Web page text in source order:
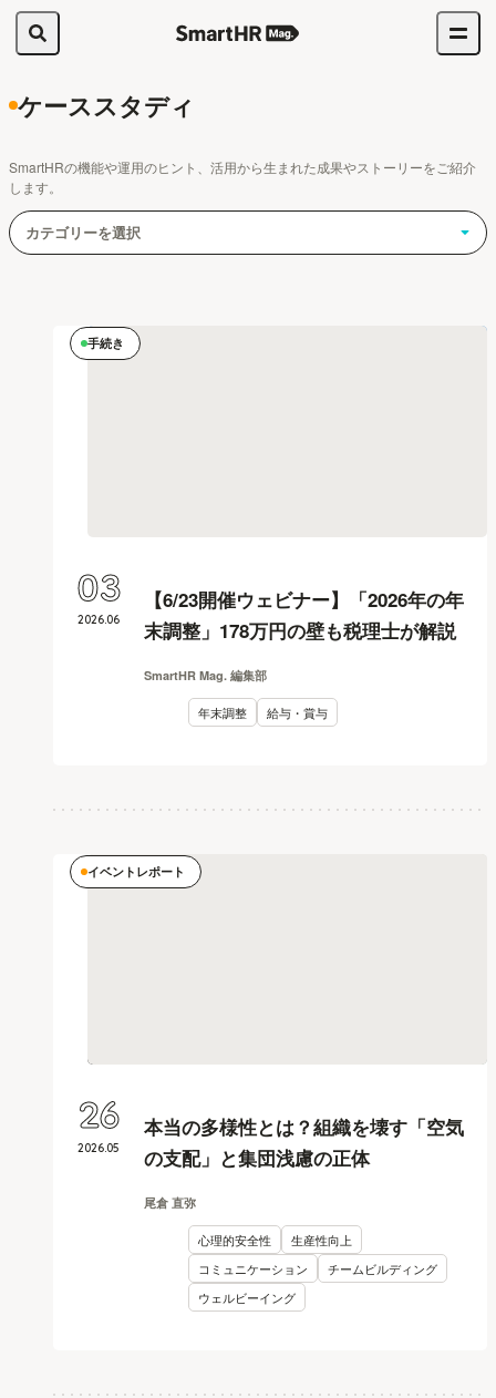
ケーススタディ
SmartHRの機能や運用のヒント、活用から生まれた成果やストーリーをご紹介
します。
カテゴリーを選択
手続き
【6/23開催ウェビナー】「2026年の年
末調整」178万円の壁も税理士が解説
SmartHR Mag. 編集部
年末調整 給与・賞与
2026.06
03
イベントレポート
本当の多様性とは？組織を壊す「空気
の支配」と集団浅慮の正体
尾倉 直弥
心理的安全性
生産性向上
コミュニケーション
チームビルディング
ウェルビーイング
2026.05
26